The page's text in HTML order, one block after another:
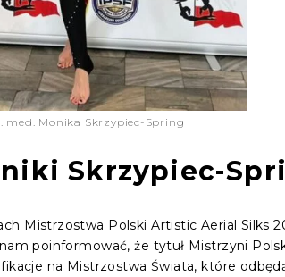
med. Monika Skrzypiec-Spring
Skrzypiec-
Mistrzostwa Polski Artistic Aerial Silks
poinformować, że tytuł Mistrzyni
na Mistrzostwa Świata, które